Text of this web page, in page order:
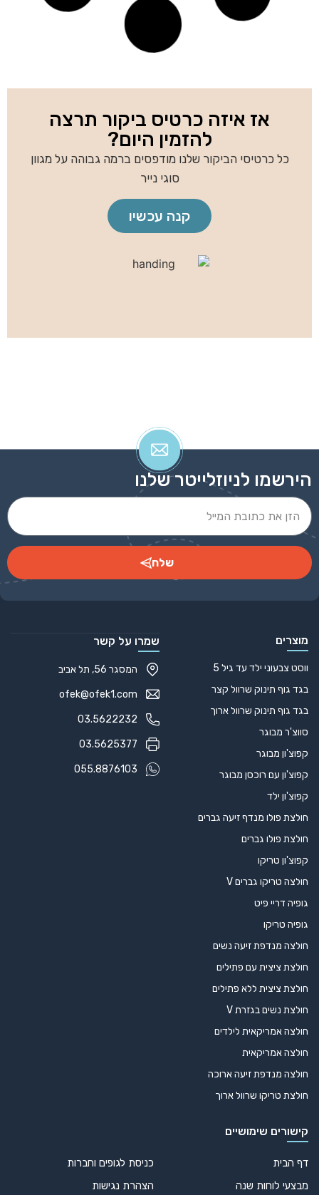
כרטיסי ביקור מרובעים
כרטיסי ביקור נתלשים מפנקס
כרטיסי ביקור סופר עבים
כרטיסי ביקור על נייר שחור פחם יוקרתי